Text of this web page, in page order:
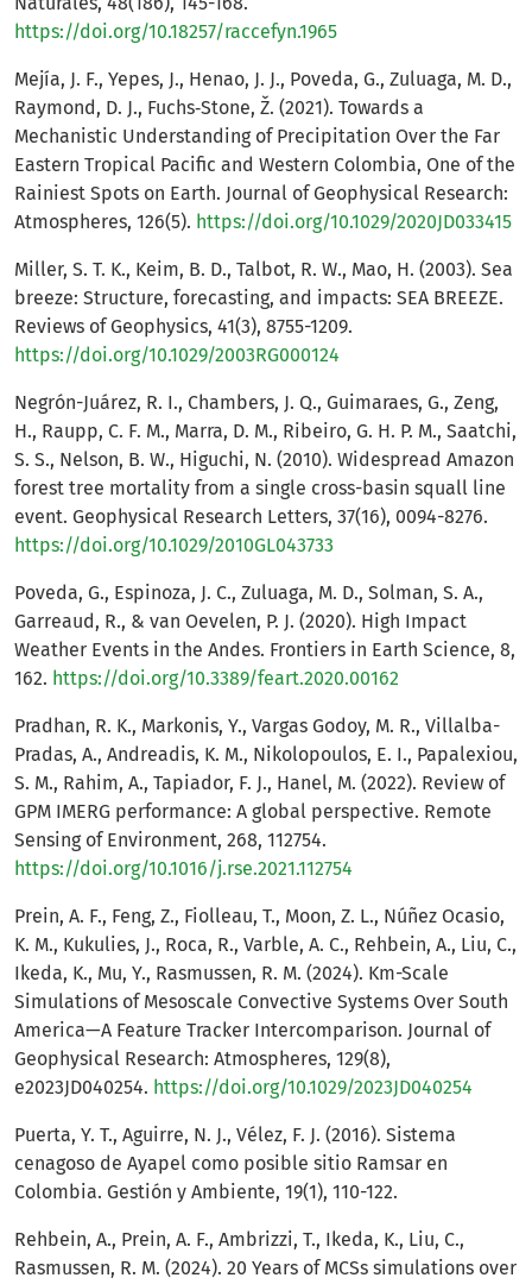
https://doi.org/10.18257/raccefyn.1965
Mejía, J. F., Yepes, J., Henao, J. J., Poveda, G., Zuluaga, M. D.,
Raymond, D. J., Fuchs‐Stone, Ž. (2021). Towards a
Mechanistic Understanding of Precipitation Over the Far
Eastern Tropical Pacific and Western Colombia, One of the
Rainiest Spots on Earth. Journal of Geophysical Research:
Atmospheres, 126(5). https://doi.org/10.1029/2020JD033415
Miller, S. T. K., Keim, B. D., Talbot, R. W., Mao, H. (2003). Sea
breeze: Structure, forecasting, and impacts: SEA BREEZE.
Reviews of Geophysics, 41(3), 8755-1209.
https://doi.org/10.1029/2003RG000124
Negrón-Juárez, R. I., Chambers, J. Q., Guimaraes, G., Zeng,
H., Raupp, C. F. M., Marra, D. M., Ribeiro, G. H. P. M., Saatchi,
S. S., Nelson, B. W., Higuchi, N. (2010). Widespread Amazon
forest tree mortality from a single cross-basin squall line
event. Geophysical Research Letters, 37(16), 0094-8276.
https://doi.org/10.1029/2010GL043733
Poveda, G., Espinoza, J. C., Zuluaga, M. D., Solman, S. A.,
Garreaud, R., & van Oevelen, P. J. (2020). High Impact
Weather Events in the Andes. Frontiers in Earth Science, 8,
162. https://doi.org/10.3389/feart.2020.00162
Pradhan, R. K., Markonis, Y., Vargas Godoy, M. R., Villalba-
Pradas, A., Andreadis, K. M., Nikolopoulos, E. I., Papalexiou,
S. M., Rahim, A., Tapiador, F. J., Hanel, M. (2022). Review of
GPM IMERG performance: A global perspective. Remote
Sensing of Environment, 268, 112754.
https://doi.org/10.1016/j.rse.2021.112754
Prein, A. F., Feng, Z., Fiolleau, T., Moon, Z. L., Núñez Ocasio,
K. M., Kukulies, J., Roca, R., Varble, A. C., Rehbein, A., Liu, C.,
Ikeda, K., Mu, Y., Rasmussen, R. M. (2024). Km-Scale
Simulations of Mesoscale Convective Systems Over South
America—A Feature Tracker Intercomparison. Journal of
Geophysical Research: Atmospheres, 129(8),
e2023JD040254. https://doi.org/10.1029/2023JD040254
Puerta, Y. T., Aguirre, N. J., Vélez, F. J. (2016). Sistema
cenagoso de Ayapel como posible sitio Ramsar en
Colombia. Gestión y Ambiente, 19(1), 110-122.
Rehbein, A., Prein, A. F., Ambrizzi, T., Ikeda, K., Liu, C.,
Rasmussen, R. M. (2024). 20 Years of MCSs simulations over